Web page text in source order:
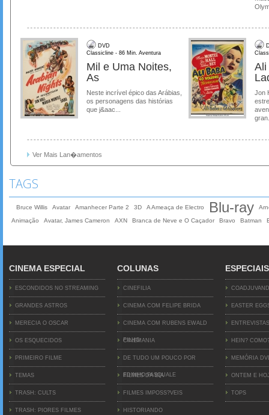
DVD
Classicline - 86 Min. Aventura
Mil e Uma Noites,
As
Neste incrível épico das Arábias,
os personagens das histórias
que j&aac...
Ali
Jon
Ver Mais Lan�amentos
TAGS
Bruce Willis Avatar Amanhecer Parte 2 3D A Ameaça de Electro Blu-ray
Animação
Avatar, James Cameron AXN Branca de Neve e O Caçador Bravo Batman
CINEMA ESPECIAL
ESCONDIDOS NO STREAMING
GRANDES ASTROS
MERECIA O OSCAR
OS ESQUECIDOS
PRIMEIRO FILME
TEMAS
TRASH: CULTS
TRASH: PIORES FILMES
COLUNAS
CINEFILIA
CINEMA COM FELIPE BRIDA
CINEMA COM RUBENS EWALD
FILHO
CINEMANIA
DE TUDO UM POUCO POR
EDINHO PASQUALE
FILMES DA BIA
FILMES IMPOSS?VEIS
HISTORIANDO
ESPECIAIS
EASTER
ENTREVISTAS
HEIN?
MEMÓRIA
ONTEM E
TOPS